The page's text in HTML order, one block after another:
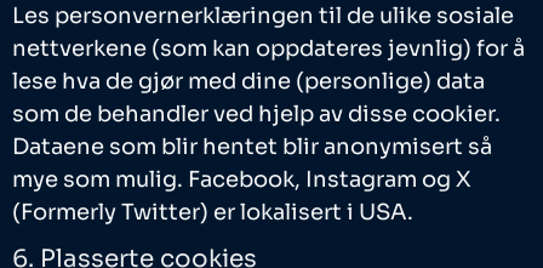
Les personvernerklæringen til de ulike sosiale
nettverkene (som kan oppdateres jevnlig) for å
lese hva de gjør med dine (personlige) data
som de behandler ved hjelp av disse cookier.
Dataene som blir hentet blir anonymisert så
mye som mulig. Facebook, Instagram og X
(Formerly Twitter) er lokalisert i USA.
6. Plasserte cookies